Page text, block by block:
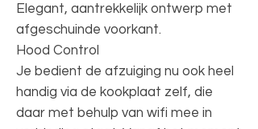
Elegant, aantrekkelijk ontwerp met
afgeschuinde voorkant.
Hood Control
Je bedient de afzuiging nu ook heel
handig via de kookplaat zelf, die
daar met behulp van wifi mee in